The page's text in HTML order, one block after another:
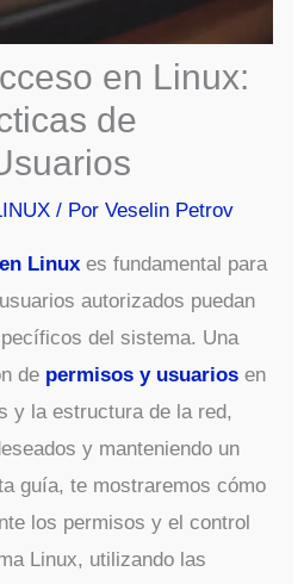
en Linux:
de
/ PorVeselin Petrov
Linux es fundamental para
autorizados puedan
del sistema. Una
de permisos y usuarios en
y la estructura de la red,
y manteniendo un
guía, te mostraremos cómo
los permisos y el control
Linux, utilizando las